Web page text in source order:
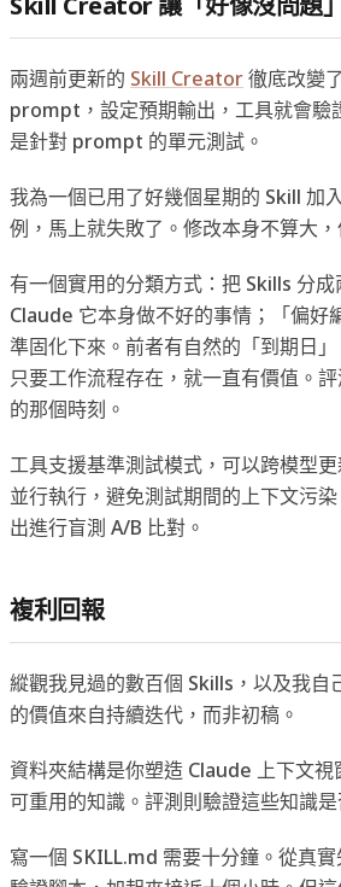
兩週前更新的 Skill Creator徹底改變
prompt，設定預期輸出，工具就會驗
是針對 prompt 的單元測試。
我為一個已用了好幾個星期的 Skill 加
例，馬上就失敗了。修改本身不算大
有一個實用的分類方式：把 Skills 分
Claude 它本身做不好的事情；「偏好
準固化下來。前者有自然的「到期日
只要工作流程存在，就一直有價值。
的那個時刻。
工具支援基準測試模式，可以跨模型
並行執行，避免測試期間的上下文污
出進行盲測 A/B 比對。
複利回報
縱觀我見過的數百個 Skills，以及我
的價值來自持續迭代，而非初稿。
資料夾結構是你塑造 Claude 上下文
可重用的知識。評測則驗證這些知識是
寫一個 SKILL.md 需要十分鐘。從真